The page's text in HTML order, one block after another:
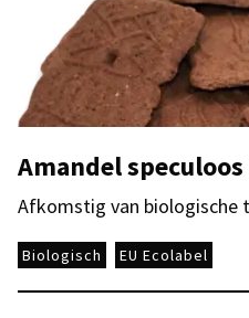
Amandel
Afkomstig van biologische
Biologisch EU Ecolabel